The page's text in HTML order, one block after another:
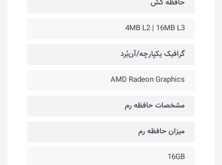
حافظه کَش
4MB L2 | 16MB L3
گرافیک یکپارچه/آن‌بُرد
AMD Radeon Graphics
مشخصات حافظه رم
میزان حافظه رم
16GB